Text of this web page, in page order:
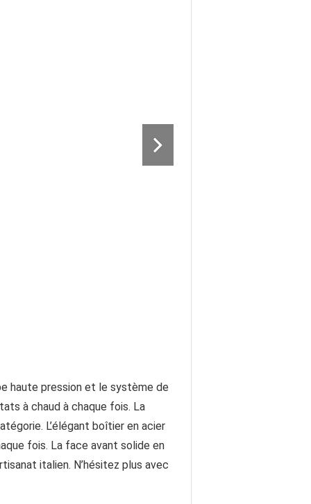
haute pression et le système de
à chaud à chaque fois. La
L’élégant boîtier en acier
fois. La face avant solide en
italien. N’hésitez plus avec